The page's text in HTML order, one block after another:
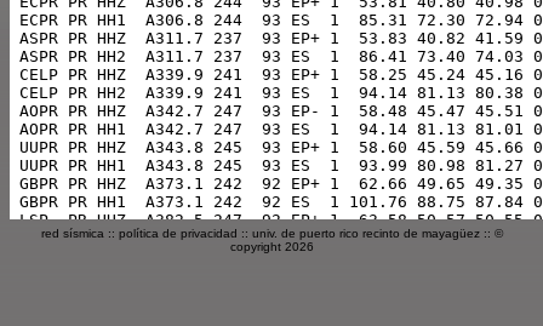
red sísmica :: política de privacidad :: univ. de puerto rico recinto de mayagüez:: ©
copyright 2026